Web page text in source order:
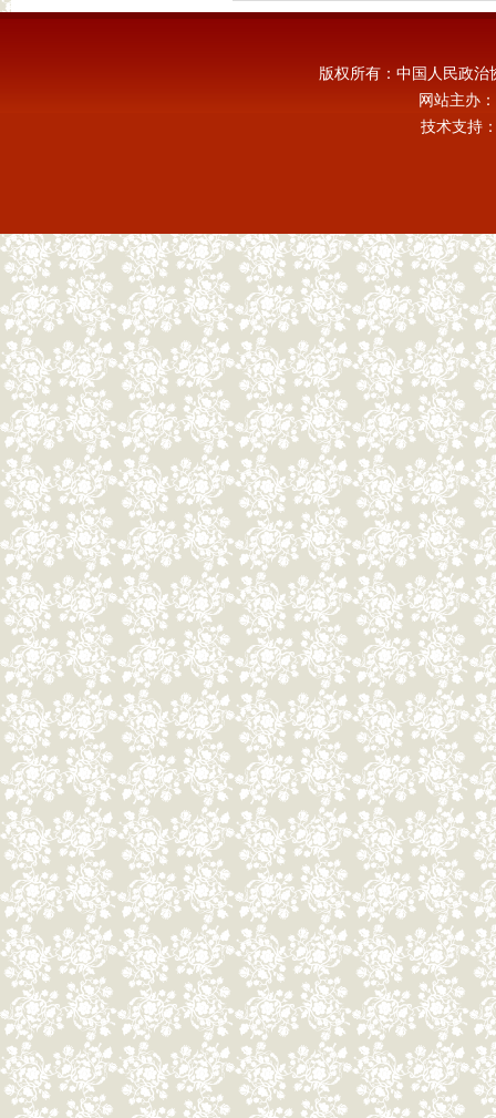
版权所有：中国人民政
网站主办
技术支持